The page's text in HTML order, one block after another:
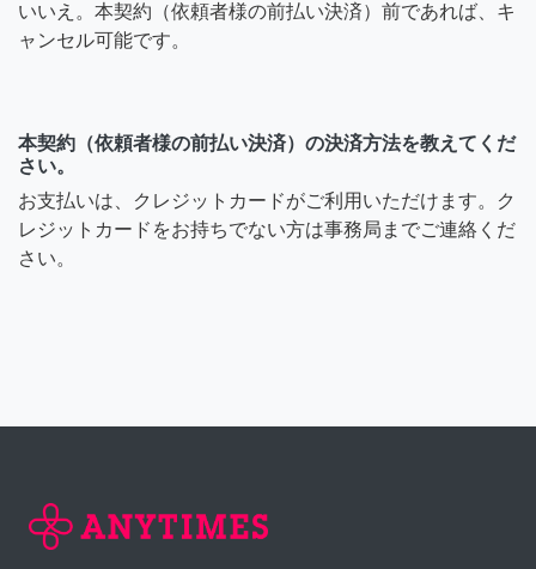
いいえ。本契約（依頼者様の前払い決済）前であれば、キ
ャンセル可能です。
本契約（依頼者様の前払い決済）の決済方法を教えてくだ
さい。
お支払いは、クレジットカードがご利用いただけます。ク
レジットカードをお持ちでない方は事務局までご連絡くだ
さい。